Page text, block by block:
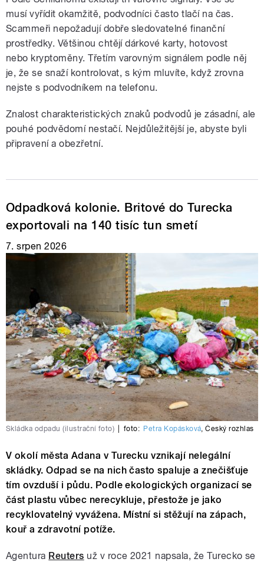
musí vyřídit okamžitě, podvodníci často tlačí na čas.
Scammeři nepožadují dobře sledovatelné finanční
prostředky. Většinou chtějí dárkové karty, hotovost
nebo kryptoměny. Třetím varovným signálem podle něj
je, že se snaží kontrolovat, s kým mluvíte, když zrovna
nejste s podvodníkem na telefonu.
Znalost charakteristických znaků podvodů je zásadní, ale
pouhé podvědomí nestačí. Nejdůležitější je, abyste byli
připravení a obezřetní.
Odpadková kolonie. Britové do Turecka
exportovali na 140 tisíc tun smetí
7. srpen 2026
Skládka odpadu (ilustrační foto) foto: Petra Kopásková,Český rozhlas
V okolí města Adana v Turecku vznikají nelegální
skládky. Odpad se na nich často spaluje a znečišťuje
tím ovzduší i půdu. Podle ekologických organizací se
část plastu vůbec nerecykluje, přestože je jako
recyklovatelný vyvážena. Místní si stěžují na zápach,
kouř a zdravotní potíže.
Agentura Reuters už v roce 2021 napsala, že Turecko se